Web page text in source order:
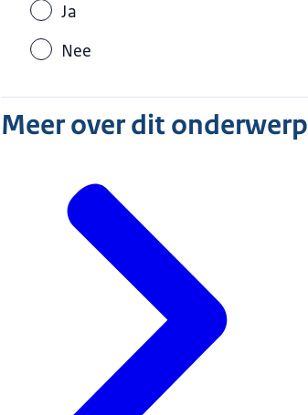
Ja
Nee
Meer over dit onderwerp